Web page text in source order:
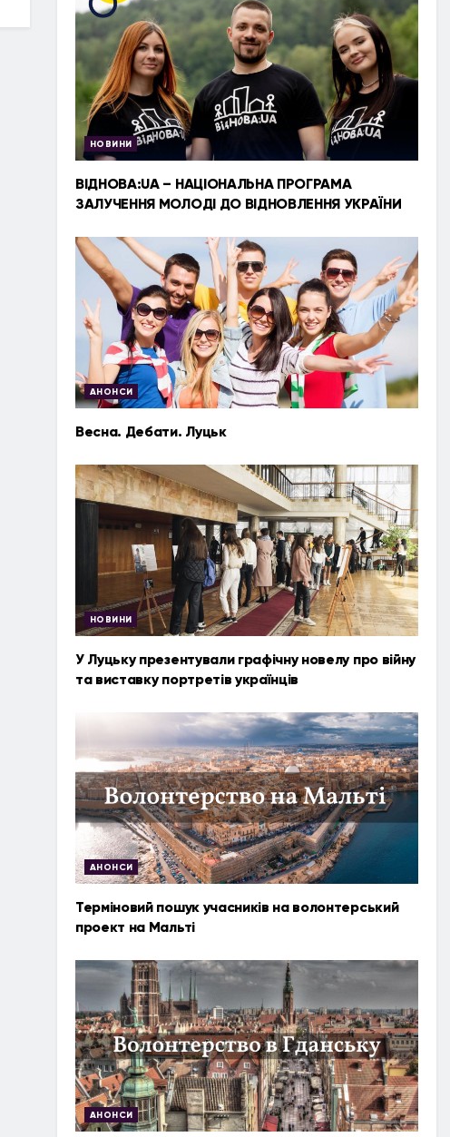
НОВИНИ
ВІДНОВА:UA – НАЦІОНАЛЬНА ПРОГРАМА
ЗАЛУЧЕННЯ МОЛОДІ ДО ВІДНОВЛЕННЯ УКРАЇНИ
АНОНСИ
Весна. Дебати. Луцьк
НОВИНИ
У Луцьку презентували графічну новелу про війну
та виставку портретів українців
АНОНСИ
Терміновий пошук учасників на волонтерський
проект на Мальті
АНОНСИ